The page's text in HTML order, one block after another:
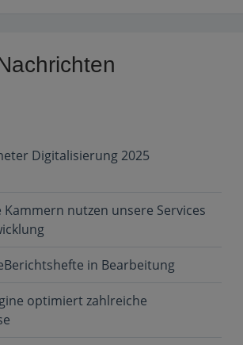
Digitalisierung 2025
Kammern nutzen unsere Services
in Bearbeitung
optimiert zahlreiche